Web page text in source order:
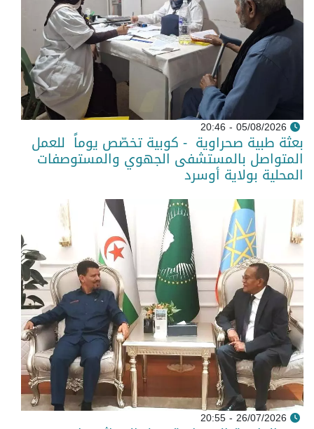
05/08/2026 - 20:46
بعثة طبية صحراوية - كوبية تخصّص يوماً للعمل
المتواصل بالمستشفى الجهوي والمستوصفات
المحلية بولاية أوسرد
26/07/2026 - 20:55